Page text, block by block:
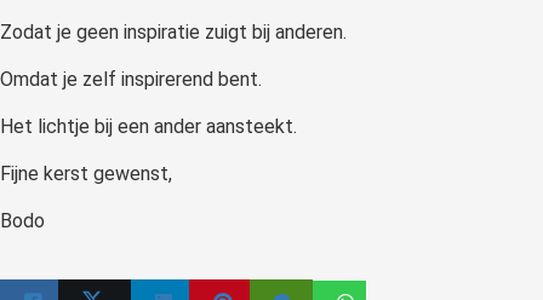
Zodat je geen inspiratie zuigt bij anderen.
Omdat je zelf inspirerend bent.
Het lichtje bij een ander aansteekt.
Fijne kerst gewenst,
Bodo